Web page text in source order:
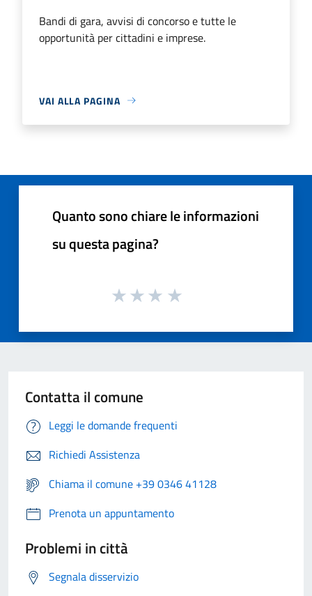
Bandi di gara, avvisi di concorso e tutte le
opportunità per cittadini e imprese.
VAI ALLA PAGINA
Quanto sono chiare le informazioni
su questa pagina?
Contatta il comune
Leggi le domande frequenti
Richiedi Assistenza
Chiama il comune +39 0346 41128
Prenota un appuntamento
Problemi in città
Segnala disservizio